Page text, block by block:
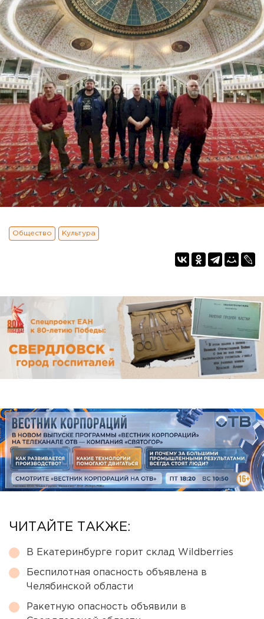
Общество Культура
ЧИТАЙТЕ ТАКЖЕ:
В Екатеринбурге горит склад Wildberries
Беспилотная опасность объявлена в
Челябинской области
Ракетную опасность объявили в